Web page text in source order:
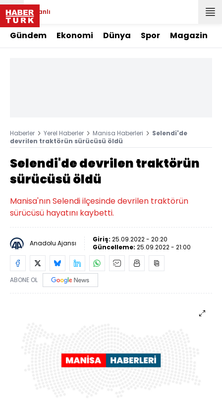
Canlı
Gündem Ekonomi Dünya Spor Magazin
Haberler Yerel Haberler Manisa Haberleri
Selendi'de
devrilen traktörün sürücüsü öldü
Selendi'de devrilen traktörün
sürücüsü öldü
Manisa'nın Selendi ilçesinde devrilen traktörün
sürücüsü hayatını kaybetti.
Anadolu Ajansı Giriş: 25.09.2022 - 20:20
Güncelleme: 25.09.2022 - 21:00
ABONE OL